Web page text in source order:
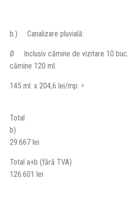
b.) Canalizare pluvială:
Ø Inclusiv cămine de vizitare 10
cămine 120 ml.
145 ml. x 204,6 lei/mp. =
Total
29.667 lei
Total a+b
126.601 lei